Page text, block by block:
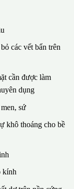
các vết bẩn trên
cần được làm
dụng
sứ
khô thoáng cho bề
kính